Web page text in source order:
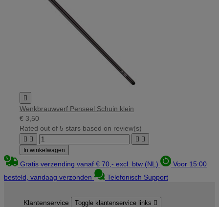

Wenkbrauwverf Penseel Schuin klein
€ 3,50
Rated out of 5 stars based on review(s)
   
In winkelwagen
Gratis verzending vanaf € 70,- excl. btw (NL)
Voor 15:00
besteld, vandaag verzonden
Telefonisch Support
Klantenservice Toggle klantenservice links 